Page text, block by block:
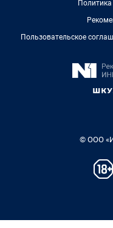
Пользовательское
© ООО